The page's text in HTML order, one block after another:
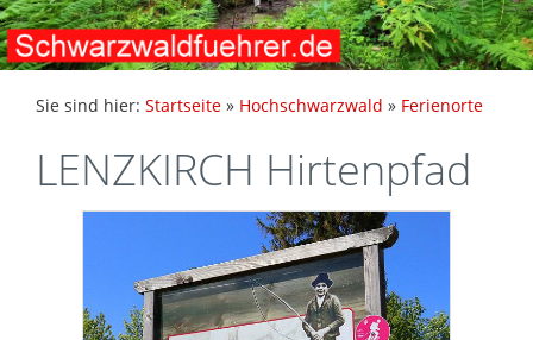
Sie sind hier: Startseite » Hochschwarzwald » Ferienorte
LENZKIRCH Hirtenpfad